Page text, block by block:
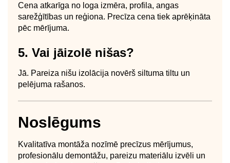
Cena atkarīga no loga izmēra, profila, angas
sarežģītības un reģiona. Precīza cena tiek aprēķināta
pēc mērījuma.
5. Vai jāizolē nišas?
Jā. Pareiza nišu izolācija novērš siltuma tiltu un
pelējuma rašanos.
Noslēgums
Kvalitatīva montāža nozīmē precīzus mērījumus,
profesionālu demontāžu, pareizu materiālu izvēli un